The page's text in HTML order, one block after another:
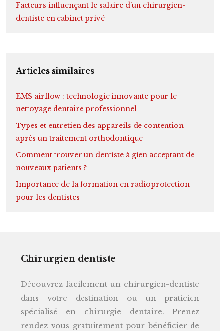
Facteurs influençant le salaire d’un chirurgien-
dentiste en cabinet privé
Articles similaires
EMS airflow : technologie innovante pour le
nettoyage dentaire professionnel
Types et entretien des appareils de contention
après un traitement orthodontique
Comment trouver un dentiste à gien acceptant de
nouveaux patients ?
Importance de la formation en radioprotection
pour les dentistes
Chirurgien dentiste
Découvrez facilement un chirurgien-dentiste
dans votre destination ou un praticien
spécialisé en chirurgie dentaire. Prenez
rendez-vous gratuitement pour bénéficier de